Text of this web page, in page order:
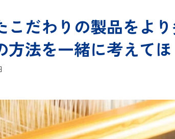
こだわりの製品をよ
方法を一緒に考えてほ